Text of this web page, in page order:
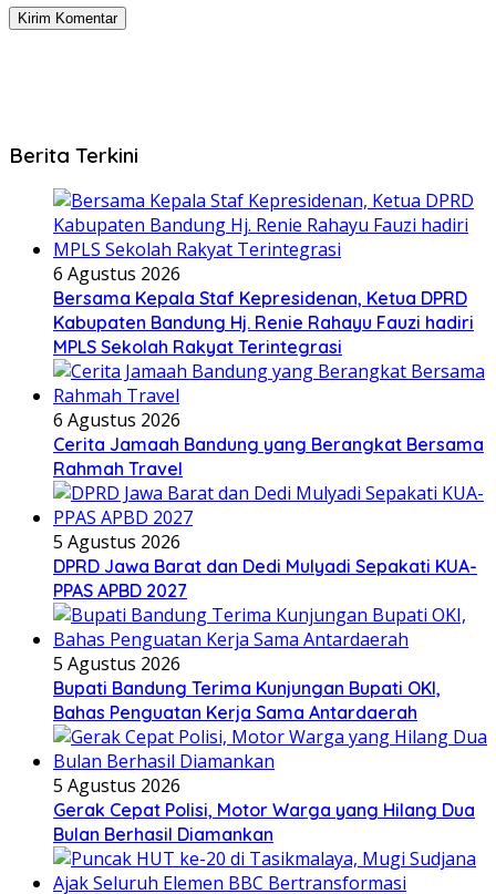
Berita Terkini
6 Agustus 2026
Bersama Kepala Staf Kepresidenan, Ketua DPRD
Kabupaten Bandung Hj. Renie Rahayu Fauzi hadiri
MPLS Sekolah Rakyat Terintegrasi
6 Agustus 2026
Cerita Jamaah Bandung yang Berangkat Bersama
Rahmah Travel
5 Agustus 2026
DPRD Jawa Barat dan Dedi Mulyadi Sepakati KUA-
PPAS APBD 2027
5 Agustus 2026
Bupati Bandung Terima Kunjungan Bupati OKI,
Bahas Penguatan Kerja Sama Antardaerah
5 Agustus 2026
Gerak Cepat Polisi, Motor Warga yang Hilang Dua
Bulan Berhasil Diamankan